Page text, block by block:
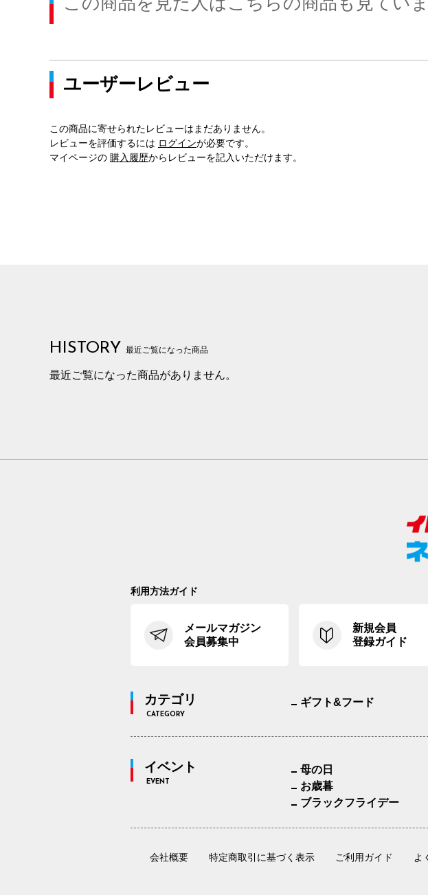
ユーザーレビュー
この商品に寄せられたレビューはまだありません。
レビューを評価するには ログインが必要です。
マイページの 購入履歴からレビューを記入いただけます。
HISTORY 最近ご覧になった商品
最近ご覧になった商品がありません。
利用方法ガイド
メールマガジン
会員募集中
新規会員
登録ガイド
カテゴリ
CATEGORY
ギフト&フード
イベント
EVENT
母の日
お歳暮
ブラックフライデー
会社概要 特定商取引に基づく表示 ご利用ガイド よ